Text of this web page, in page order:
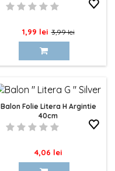
Pret
1,99 lei Pret
baza
3,99 lei
Balon Folie Litera H Argintie
40cm
Pret
4,06 lei